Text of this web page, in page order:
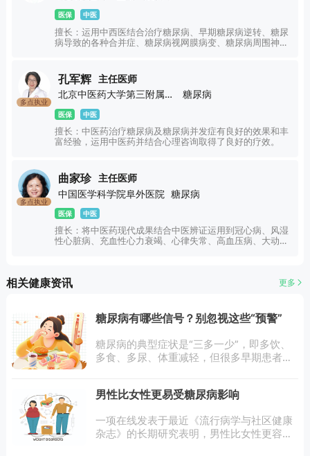
医保 中医
擅长：运用中西医结合治疗糖尿病、早期糖尿病逆转、糖尿
病导致的各种合并症、糖尿病视网膜病变、糖尿病周围神经
喉疾病，肿瘤及疑难病症方面有自己的诊疗体系和方药。
多点执业
孔军辉
主任医师
北京中医药大学第三附属医院
糖尿病
医保 中医
擅长：中医药治疗糖尿病及糖尿病并发症有良好的效果和丰
富经验，运用中医药并结合心理咨询取得了良好的疗效。
多点执业
曲家珍
主任医师
中国医学科学院阜外医院
糖尿病
医保 中医
擅长：将中医药现代成果结合中医辨证运用到冠心病、风湿
性心脏病、充血性心力衰竭、心律失常、高血压病、大动脉
相关健康资讯 更多
糖尿病有哪些信号？别忽视这些“预警”
糖尿病的典型症状是“三多一少”，即多饮、
多食、多尿、体重减轻，但很多早期患者症
少”症状：喝得多（经常感到口渴，饮
男性比女性更易受糖尿病影响
一项在线发表于最近《流行病学与社区健康
杂志》的长期研究表明，男性比女性更容易